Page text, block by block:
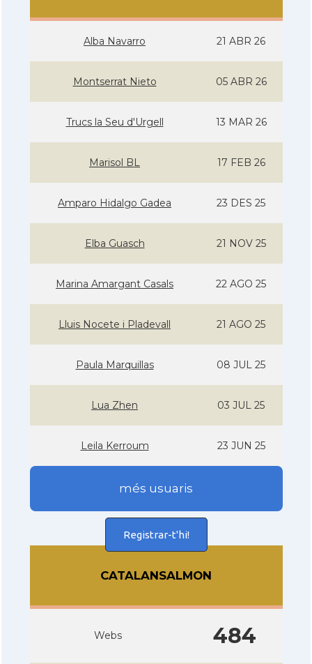
Alba Navarro 21 ABR 26
Montserrat Nieto 05 ABR 26
Trucs la Seu d'Urgell 13 MAR 26
Marisol BL 17 FEB 26
Amparo Hidalgo Gadea 23 DES 25
Elba Guasch 21 NOV 25
Marina Amargant Casals 22 AGO 25
Lluis Nocete i Pladevall 21 AGO 25
Paula Marquillas 08 JUL 25
Lua Zhen 03 JUL 25
Leila Kerroum 23 JUN 25
més usuaris
Registrar-t'hi!
CATALANSALMON
Webs 484